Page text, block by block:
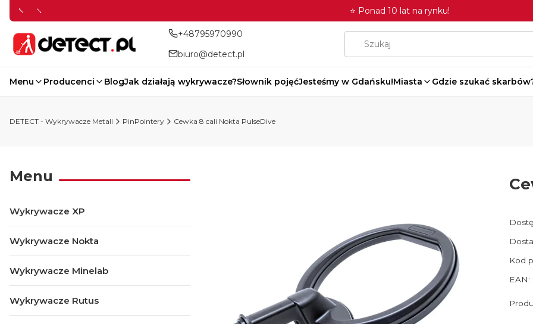
⭐ Ponad 10 lat na rynku!
+48795970990
biuro@detect.pl
Menu Producenci BlogJak działają wykrywacze?Słownik pojęćJesteśmy w Gdańsku!Miasta Gdzie szukać
DETECT - Wykrywacze Metali PinPointery Cewka 8 cali Nokta PulseDive
Menu
Wykrywacze XP
Wykrywacze Nokta
Wykrywacze Minelab
Wykrywacze Rutus
Kod
EAN: